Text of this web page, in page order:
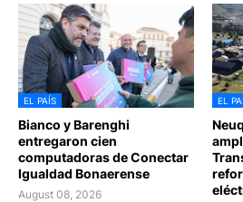
EL PAÍS
Bianco y Barenghi
entregaron cien
computadoras de Conectar
Igualdad Bonaerense
August 08, 2026
EL